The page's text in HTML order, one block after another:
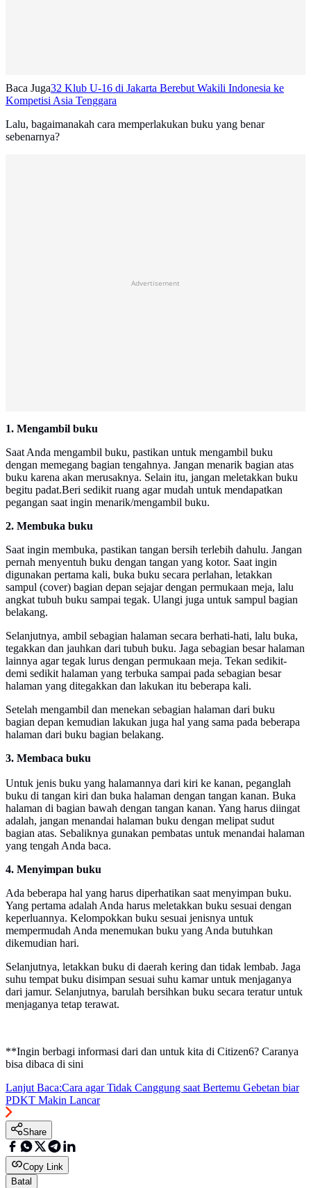
Baca Juga32 Klub U-16 di Jakarta Berebut Wakili Indonesia ke
Kompetisi Asia Tenggara
Lalu, bagaimanakah cara memperlakukan buku yang benar
sebenarnya?
Advertisement
1. Mengambil buku
Saat Anda mengambil buku, pastikan untuk mengambil buku
dengan memegang bagian tengahnya. Jangan menarik bagian atas
buku karena akan merusaknya. Selain itu, jangan meletakkan buku
begitu padat.Beri sedikit ruang agar mudah untuk mendapatkan
pegangan saat ingin menarik/mengambil buku.
2. Membuka buku
Saat ingin membuka, pastikan tangan bersih terlebih dahulu. Jangan
pernah menyentuh buku dengan tangan yang kotor. Saat ingin
digunakan pertama kali, buka buku secara perlahan, letakkan
sampul (cover) bagian depan sejajar dengan permukaan meja, lalu
angkat tubuh buku sampai tegak. Ulangi juga untuk sampul bagian
belakang.
Selanjutnya, ambil sebagian halaman secara berhati-hati, lalu buka,
tegakkan dan jauhkan dari tubuh buku. Jaga sebagian besar halaman
lainnya agar tegak lurus dengan permukaan meja. Tekan sedikit-
demi sedikit halaman yang terbuka sampai pada sebagian besar
halaman yang ditegakkan dan lakukan itu beberapa kali.
Setelah mengambil dan menekan sebagian halaman dari buku
bagian depan kemudian lakukan juga hal yang sama pada beberapa
halaman dari buku bagian belakang.
3. Membaca buku
Untuk jenis buku yang halamannya dari kiri ke kanan, peganglah
buku di tangan kiri dan buka halaman dengan tangan kanan. Buka
halaman di bagian bawah dengan tangan kanan. Yang harus diingat
adalah, jangan menandai halaman buku dengan melipat sudut
bagian atas. Sebaliknya gunakan pembatas untuk menandai halaman
yang tengah Anda baca.
4. Menyimpan buku
Ada beberapa hal yang harus diperhatikan saat menyimpan buku.
Yang pertama adalah Anda harus meletakkan buku sesuai dengan
keperluannya. Kelompokkan buku sesuai jenisnya untuk
mempermudah Anda menemukan buku yang Anda butuhkan
dikemudian hari.
Selanjutnya, letakkan buku di daerah kering dan tidak lembab. Jaga
suhu tempat buku disimpan sesuai suhu kamar untuk menjaganya
dari jamur. Selanjutnya, barulah bersihkan buku secara teratur untuk
menjaganya tetap terawat.
**Ingin berbagi informasi dari dan untuk kita di Citizen6? Caranya
bisa dibaca di sini
Lanjut Baca:Cara agar Tidak Canggung saat Bertemu Gebetan biar
PDKT Makin Lancar
Share
Copy Link
Batal